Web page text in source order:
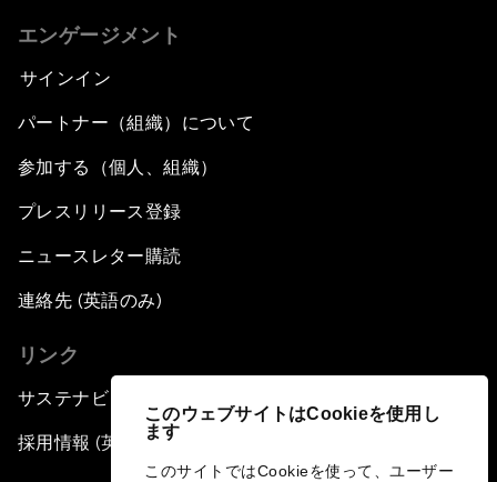
このウェブサイトはCookieを使用し
ます
このサイトではCookieを使って、ユーザー
エンゲージメント
サインイン
パートナー（組織）について
参加する（個人、組織）
プレスリリース登録
ニュースレター購読
連絡先 (英語のみ)
リンク
サステナビリティへの取り組み
採用情報 (英語のみ)